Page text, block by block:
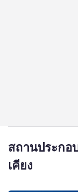
สถานประกอ
เคียง